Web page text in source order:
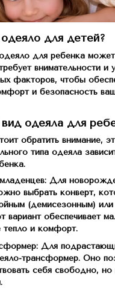
для детей?
для ребенка может
внимательности и
факторов, чтобы
и безопасность
одеяла для
обратить внимание,
типа одеяла
Для
выбрать конверт,
(демисезонным)
вариант обеспечивает
тепло и комфорт.
Для
трансформер. Оно
себя свободно,